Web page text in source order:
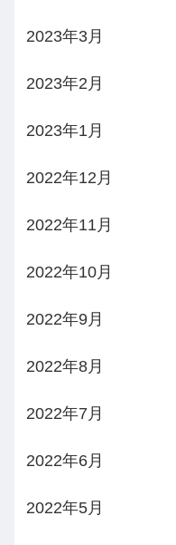
2023年3月
2023年2月
2023年1月
2022年12月
2022年11月
2022年10月
2022年9月
2022年8月
2022年7月
2022年6月
2022年5月